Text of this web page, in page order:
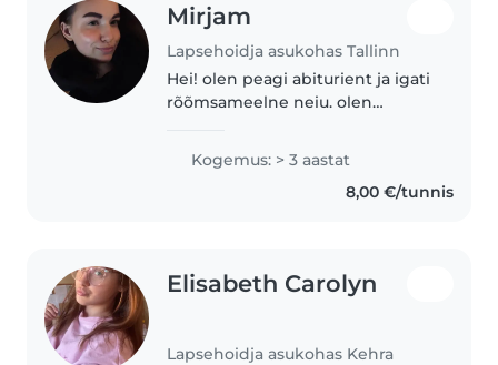
Mirjam
Lapsehoidja asukohas Tallinn
Hei! olen peagi abiturient ja igati
rõõmsameelne neiu. olen
vahepeal pakkisin oma 7 asja
ning käisin vahetusaastal
Kogemus: > 3 aastat
8,00 €/tunnis
Elisabeth Carolyn
Lapsehoidja asukohas Kehra